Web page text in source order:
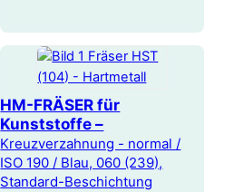
HM-FRÄSER für
Kunststoffe –
Kreuzverzahnung - normal /
ISO 190 / Blau, 060 (239),
Standard-Beschichtung